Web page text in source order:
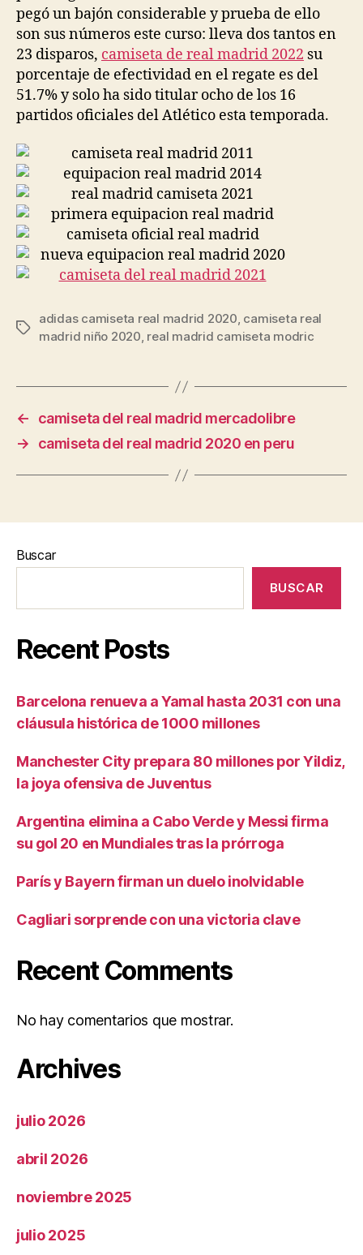
pegó un bajón considerable y prueba de ello
son sus números este curso: lleva dos tantos en
23 disparos, camiseta de real madrid 2022 su
porcentaje de efectividad en el regate es del
51.7% y solo ha sido titular ocho de los 16
partidos oficiales del Atlético esta temporada.
Etiquetas
adidas camiseta real madrid 2020, camiseta real
madrid niño 2020, real madrid camiseta modric
←
camiseta del real madrid mercadolibre
→
camiseta del real madrid 2020 en peru
Buscar
BUSCAR
Recent Posts
Barcelona renueva a Yamal hasta 2031 con una
cláusula histórica de 1000 millones
Manchester City prepara 80 millones por Yildiz,
la joya ofensiva de Juventus
Argentina elimina a Cabo Verde y Messi firma
su gol 20 en Mundiales tras la prórroga
París y Bayern firman un duelo inolvidable
Cagliari sorprende con una victoria clave
Recent Comments
No hay comentarios que mostrar.
Archives
julio 2026
abril 2026
noviembre 2025
julio 2025